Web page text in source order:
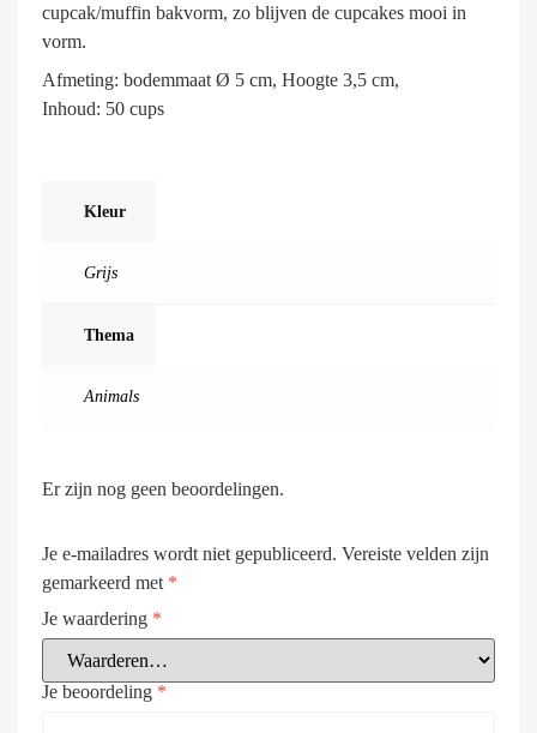
cupcak/muffin bakvorm, zo blijven de cupcakes mooi in
vorm.
Afmeting: bodemmaat Ø 5 cm, Hoogte 3,5 cm,
Inhoud: 50 cups
Kleur
Grijs
Thema
Animals
Er zijn nog geen beoordelingen.
Je e-mailadres wordt niet gepubliceerd. Vereiste velden zijn
gemarkeerd met *
Je waardering *
Je beoordeling *